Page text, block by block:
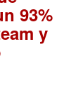
93%
y